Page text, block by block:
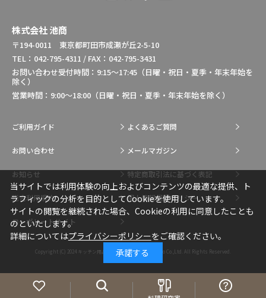
株式会社 池商
〒194-0011 東京都町田市成瀬が丘2-5-10
TEL：042-795-4311 / FAX：042-795-3431
お問い合わせ受付時間：9:15～17:45（日曜・祝日・夏季・年末年始を
除く）
営業時間：9:00～18:00（日曜・祝日・夏季・年末年始を除く）
ご利用ガイド よくあるご質問
お問い合わせ メールマガジン
お知らせ 特定商取引法に基づく表記
総合利用規約 個人情報保護ポリシー
コーポレートサイト
Copyright (C) 2024 キッチン用品・調理用品の通販はIkesho Co.,Ltd. All Rights Reserved.
当サイトでは利用体験の向上およびコンテンツの最適な提供、ト
ラフィックの分析を目的としてCookieを使用しています。
サイトの閲覧を継続された場合、Cookieの利用に同意したことも
のといたします。
詳細についてはプライバシーポリシーをご確認ください。
承諾する